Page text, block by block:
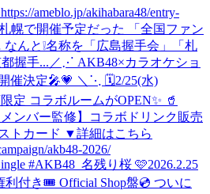
ameblo.jp/akihabara48/entry-
幌で開催予定だった 「全国ファン
んと❕名称を「広島握手会」「札
握手... ／⋰ AKB48×カラオケショ
催決定🎤💗 ＼⋱ 🗓️2/25(水)
定 コラボルームがOPEN✨ 🥤
ンバー監修】コラボドリンク販売
トカード ▼詳細はこちら
akb48-2026/
#AKB48_名残り桜 🩷2026.2.25
利付き🎟️ Official Shop盤💿 ついに